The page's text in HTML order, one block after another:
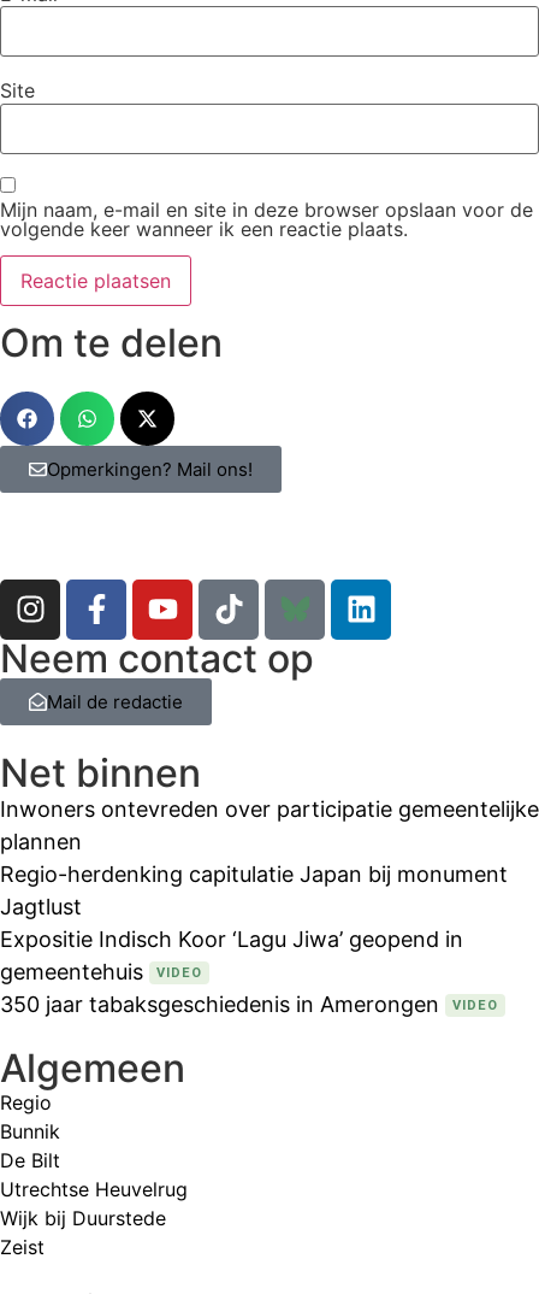
Site
Mijn naam, e-mail en site in deze browser opslaan voor de
volgende keer wanneer ik een reactie plaats.
Om te delen
Opmerkingen? Mail ons!
Neem contact op
Mail de redactie
Net binnen
Inwoners ontevreden over participatie gemeentelijke
plannen
Regio-herdenking capitulatie Japan bij monument
Jagtlust
Expositie Indisch Koor ‘Lagu Jiwa’ geopend in
gemeentehuis
VIDEO
350 jaar tabaksgeschiedenis in Amerongen VIDEO
Algemeen
Regio
Bunnik
De Bilt
Utrechtse Heuvelrug
Wijk bij Duurstede
Zeist